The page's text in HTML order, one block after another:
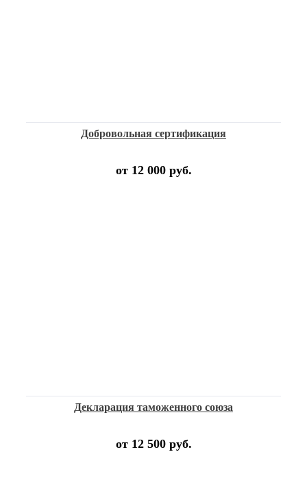
Добровольная сертификация
от 12 000 руб.
Декларация таможенного союза
от 12 500 руб.